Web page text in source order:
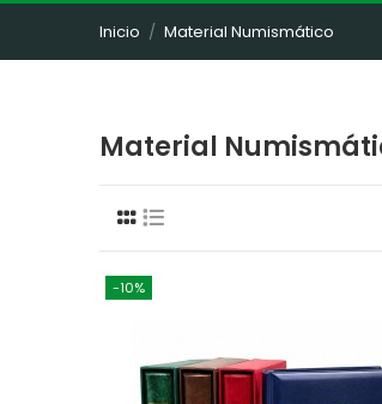
Inicio Material Numismático
Material
-10%